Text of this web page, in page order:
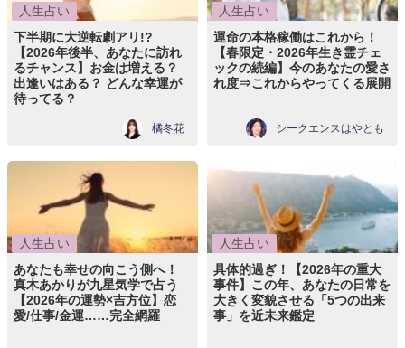
人生占い
下半期に大逆転劇アリ!?
【2026年後半、あなたに訪れ
るチャンス】お金は増える？
出逢いはある？ どんな幸運が
待ってる？
橘冬花
人生占い
運命の本格稼働はこれから！
【春限定・2026年生き霊チェ
ックの続編】今のあなたの愛さ
れ度⇒これからやってくる展開
シークエンスはやとも
人生占い
あなたも幸せの向こう側へ！
真木あかりが九星気学で占う
【2026年の運勢×吉方位】恋
愛/仕事/金運……完全網羅
人生占い
具体的過ぎ！【2026年の重大
事件】この年、あなたの日常を
大きく変貌させる「5つの出来
事」を近未来鑑定